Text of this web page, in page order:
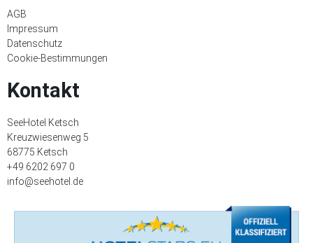
AGB
Impressum
Datenschutz
Cookie-Bestimmungen
Kontakt
SeeHotel Ketsch
Kreuzwiesenweg 5
68775 Ketsch
+49 6202 697 0
info@seehotel.de